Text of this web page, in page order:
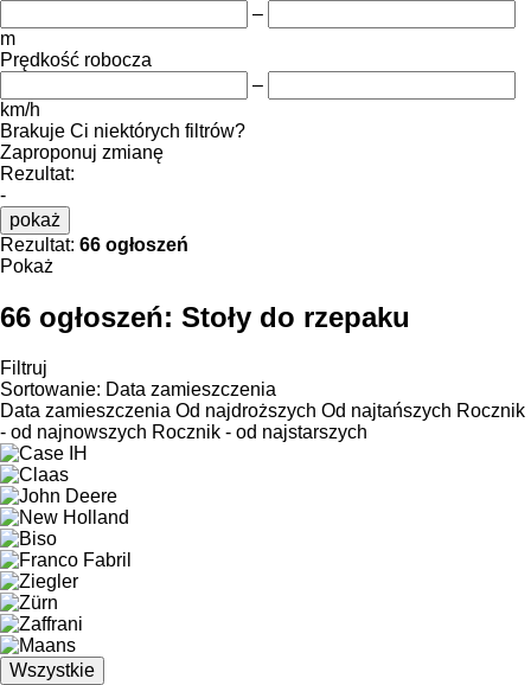
–
m
Prędkość robocza
–
km/h
Brakuje Ci niektórych filtrów?
Zaproponuj zmianę
Rezultat:
-
pokaż
Rezultat: 66 ogłoszeń
Pokaż
66 ogłoszeń: Stoły do rzepaku
Filtruj
Sortowanie: Data zamieszczenia
Data zamieszczenia Od najdroższych Od najtańszych Rocznik
- od najnowszych Rocznik - od najstarszych
Wszystkie